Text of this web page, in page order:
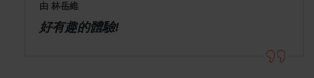
由 林岳維
好有趣的體驗!